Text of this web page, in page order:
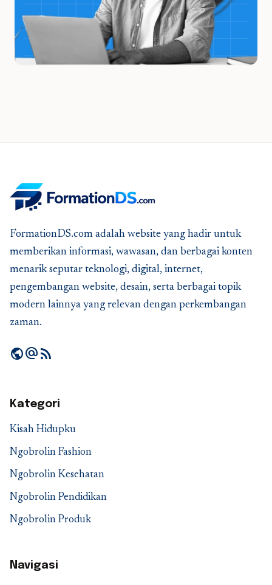
FormationDS.com adalah website yang hadir untuk
memberikan informasi, wawasan, dan berbagai konten
menarik seputar teknologi, digital, internet,
pengembangan website, desain, serta berbagai topik
modern lainnya yang relevan dengan perkembangan
zaman.
publicalternate_emailrss_feed
Kategori
Kisah Hidupku
Ngobrolin Fashion
Ngobrolin Kesehatan
Ngobrolin Pendidikan
Ngobrolin Produk
Navigasi